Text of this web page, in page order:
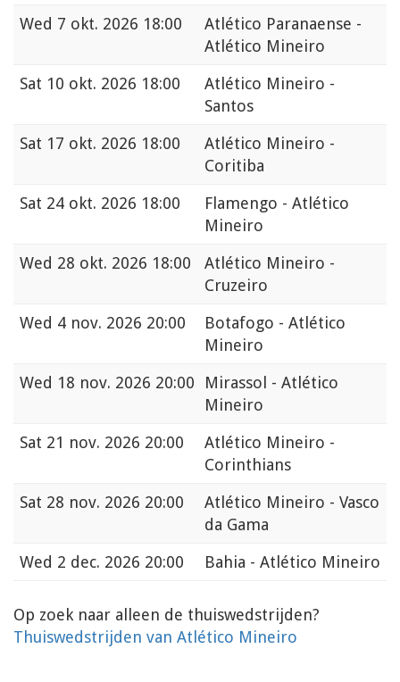
Wed 7 okt. 2026 18:00
Atlético Paranaense -
Atlético Mineiro
Sat 10 okt. 2026 18:00
Atlético Mineiro -
Santos
Sat 17 okt. 2026 18:00
Atlético Mineiro -
Coritiba
Sat 24 okt. 2026 18:00
Flamengo - Atlético
Mineiro
Wed 28 okt. 2026 18:00
Atlético Mineiro -
Cruzeiro
Wed 4 nov. 2026 20:00
Botafogo - Atlético
Mineiro
Wed 18 nov. 2026 20:00
Mirassol - Atlético
Mineiro
Sat 21 nov. 2026 20:00
Atlético Mineiro -
Corinthians
Sat 28 nov. 2026 20:00
Atlético Mineiro - Vasco
da Gama
Wed 2 dec. 2026 20:00 Bahia - Atlético Mineiro
Op zoek naar alleen de thuiswedstrijden?
Thuiswedstrijden van Atlético Mineiro